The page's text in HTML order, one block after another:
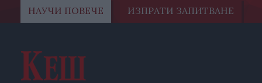
НАУЧИ ПОВЕЧЕ ИЗПРАТИ ЗАПИТВАНЕ